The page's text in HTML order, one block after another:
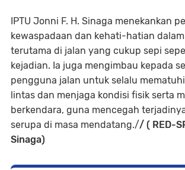
IPTU Jonni F. H. Sinaga menekankan
kewaspadaan dan kehati-hatian
terutama di jalan yang cukup sepi
kejadian. Ia juga mengimbau kepada
pengguna jalan untuk selalu
lintas dan menjaga kondisi fisik serta
berkendara, guna mencegah
serupa di masa mendatang.// ( RED-
Sinaga)